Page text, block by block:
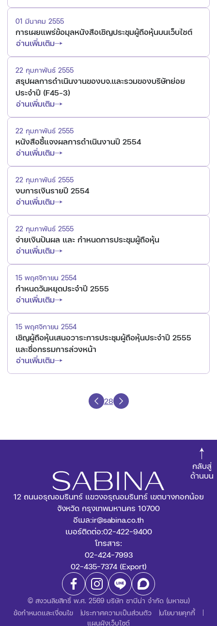
01 มีนาคม 2555
การเผยแพร่ข้อมุลหนังสือเชิญประชุมผู้ถือหุ้นบนเว็บไซต์
อ่านเพิ่มเติม
22 กุมภาพันธ์ 2555
สรุปผลการดำเนินงานของบจ.และรวมของบริษัทย่อย
ประจำปี (F45-3)
อ่านเพิ่มเติม
22 กุมภาพันธ์ 2555
หนังสือชี้แจงผลการดำเนินงานปี 2554
อ่านเพิ่มเติม
22 กุมภาพันธ์ 2555
งบการเงินรายปี 2554
อ่านเพิ่มเติม
22 กุมภาพันธ์ 2555
จ่ายเงินปันผล และ กำหนดการประชุมผู้ถือหุ้น
อ่านเพิ่มเติม
15 พฤศจิกายน 2554
กำหนดวันหยุดประจำปี 2555
อ่านเพิ่มเติม
15 พฤศจิกายน 2554
เชิญผู้ถือหุ้นเสนอวาระการประชุมผู้ถือหุ้นประจำปี 2555
และชื่อกรรมการล่วงหน้า
อ่านเพิ่มเติม
28
12 ถนนอรุณอมรินทร์ แขวงอรุณอมรินทร์ เขตบางกอกน้อย
จังหวัด กรุงเทพมหานคร 10700
อีเมล:ir@sabina.co.th
เบอร์ติดต่อ:02-422-9400
โทรสาร:
02-424-7993
02-435-7374 (Export)
© สงวนลิขสิทธิ์ พ.ศ. 2569 บริษัท ซาบีน่า จำกัด (มหาชน)
ข้อกำหนดและเงื่อนไข
ประกาศความเป็นส่วนตัว
นโยบายคุกกี้
แผนผังเว็บไซต์
กลับสู่
ด้านบน